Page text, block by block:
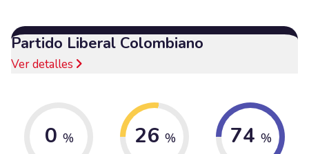
Partido Liberal Colombiano
Ver detalles
0 % 26 % 74 %